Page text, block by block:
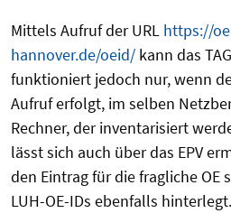
Mittels Aufruf der URL https://
hannover.de/oeid/ kann das
funktioniert jedoch nur, wenn
Aufruf erfolgt, im selben
Rechner, der inventarisiert
lässt sich auch über das EPV
den Eintrag für die fragliche OE
LUH-OE-IDs ebenfalls hinterlegt.